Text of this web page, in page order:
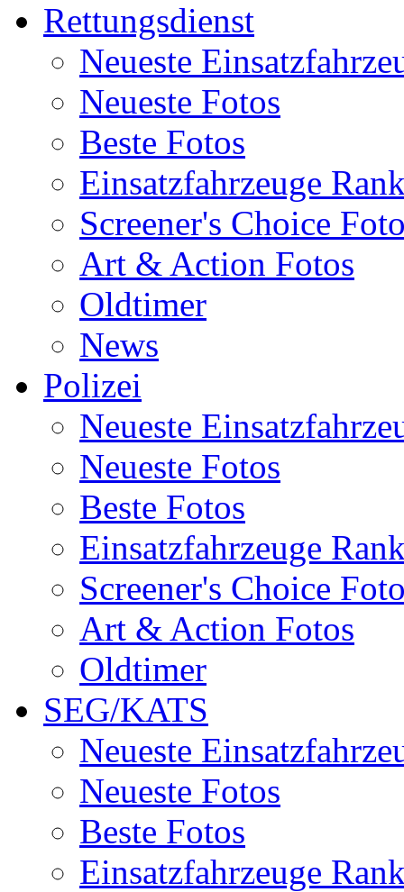
Rettungsdienst
Neueste
Neueste Fotos
Beste Fotos
Einsatzfahrzeuge
Screener's Choice
Art & Action Fotos
Oldtimer
News
Polizei
Neueste
Neueste Fotos
Beste Fotos
Einsatzfahrzeuge
Screener's Choice
Art & Action Fotos
Oldtimer
SEG/KATS
Neueste
Neueste Fotos
Beste Fotos
Einsatzfahrzeuge